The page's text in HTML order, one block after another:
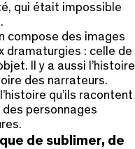
qui était impossible
compose des images
dramaturgies : celle de
Il y a aussi l’histoire
des narrateurs.
qu’ils racontent
personnages
de sublimer, de